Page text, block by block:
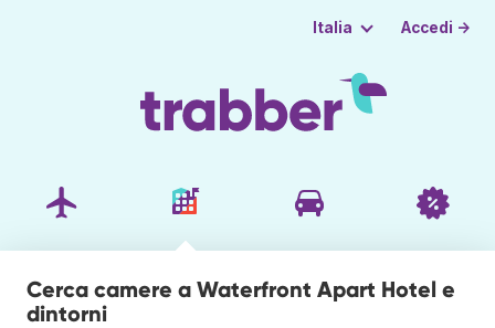
Italia Accedi →
Cerca camere a Waterfront Apart Hotel e
dintorni